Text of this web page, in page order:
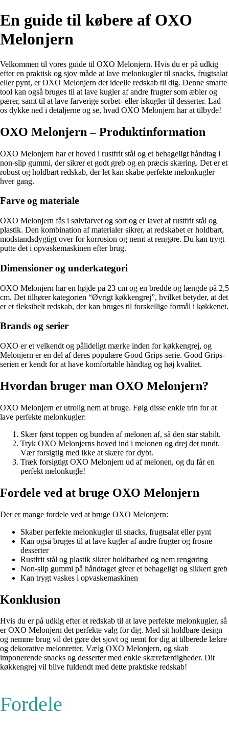
En guide til købere af OXO
Melonjern
Velkommen til vores guide til OXO Melonjern. Hvis du er på udkig
efter en praktisk og sjov måde at lave melonkugler til snacks, frugtsalat
eller pynt, er OXO Melonjern det ideelle redskab til dig. Denne smarte
tool kan også bruges til at lave kugler af andre frugter som æbler og
pærer, samt til at lave farverige sorbet- eller iskugler til desserter. Lad
os dykke ned i detaljerne og se, hvad OXO Melonjern har at tilbyde!
OXO Melonjern – Produktinformation
OXO Melonjern har et hoved i rustfrit stål og et behageligt håndtag i
non-slip gummi, der sikrer et godt greb og en præcis skæring. Det er et
robust og holdbart redskab, der let kan skabe perfekte melonkugler
hver gang.
Farve og materiale
OXO Melonjern fås i sølvfarvet og sort og er lavet af rustfrit stål og
plastik. Den kombination af materialer sikrer, at redskabet er holdbart,
modstandsdygtigt over for korrosion og nemt at rengøre. Du kan trygt
putte det i opvaskemaskinen efter brug.
Dimensioner og underkategori
OXO Melonjern har en højde på 23 cm og en bredde og længde på 2,5
cm. Det tilhører kategorien “Øvrigt køkkengrej”, hvilket betyder, at det
er et fleksibelt redskab, der kan bruges til forskellige formål i køkkenet.
Brands og serier
OXO er et velkendt og pålideligt mærke inden for køkkengrej, og
Melonjern er en del af deres populære Good Grips-serie. Good Grips-
serien er kendt for at have komfortable håndtag og høj kvalitet.
Hvordan bruger man OXO Melonjern?
OXO Melonjern er utrolig nem at bruge. Følg disse enkle trin for at
lave perfekte melonkugler:
Skær først toppen og bunden af melonen af, så den står stabilt.
Tryk OXO Melonjerns hoved ind i melonen og drej det rundt.
Vær forsigtig med ikke at skære for dybt.
Træk forsigtigt OXO Melonjern ud af melonen, og du får en
perfekt melonkugle!
Fordele ved at bruge OXO Melonjern
Der er mange fordele ved at bruge OXO Melonjern:
Skaber perfekte melonkugler til snacks, frugtsalat eller pynt
Kan også bruges til at lave kugler af andre frugter og frosne
desserter
Rustfrit stål og plastik sikrer holdbarhed og nem rengøring
Non-slip gummi på håndtaget giver et behageligt og sikkert greb
Kan trygt vaskes i opvaskemaskinen
Konklusion
Hvis du er på udkig efter et redskab til at lave perfekte melonkugler, så
er OXO Melonjern det perfekte valg for dig. Med sit holdbare design
og nemme brug vil det gøre det sjovt og nemt for dig at tilberede lækre
og dekorative melonretter. Vælg OXO Melonjern, og skab
imponerende snacks og desserter med enkle skærefærdigheder. Dit
køkkengrej vil blive fuldendt med dette praktiske redskab!
Fordele